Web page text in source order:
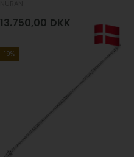
13.750,00 DKK
19%